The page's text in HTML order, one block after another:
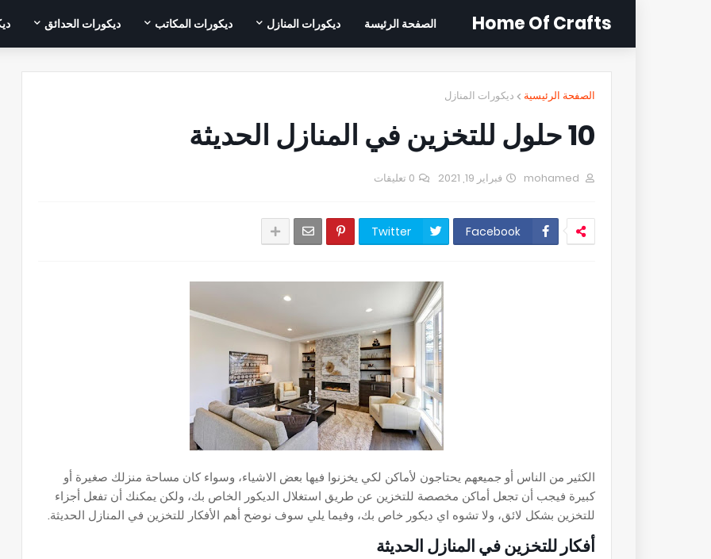
Home Of Crafts الصفحة الرئيسة ديكورات المنازل ديكورات المكاتب ديكورات الحدائق
الصفحة الرئيسية ديكورات المنازل
10 حلول للتخزين في المنازل الحديثة
فبراير 19, 2021 0 تعليقات
Facebook
Twitter
الكثير من الناس أو جميعهم يحتاجون لأماكن لكي يخزنوا فيها بعض الاشياء، وسواء كان مساحة منزلك صغيرة أو
كبيرة فيجب أن تجعل أماكن مخصصة للتخزين عن طريق استغلال الديكور الخاص بك، ولكن يمكنك أن تفعل أجزاء
للتخزين بشكل لائق، ولا تشوه اي ديكور خاص بك، وفيما يلي سوف نوضح أهم الأفكار للتخزين في المنازل الحديثة.
أفكار للتخزين في المنازل الحديثة